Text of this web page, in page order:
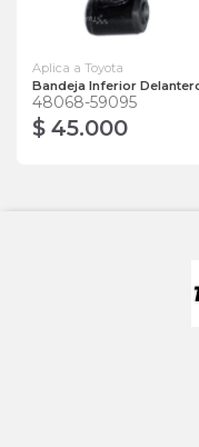
Aplica a Toyota
Bandeja Inferior
48068-59095
$ 45.000